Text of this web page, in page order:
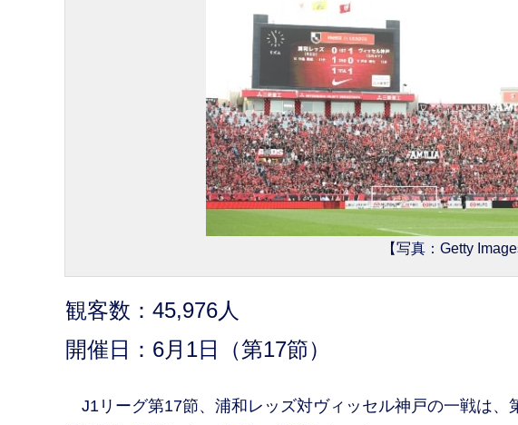
【写真：Getty
観客数：45,976人
開催日：6月1日（第17節）
J1リーグ第17節、浦和レッズ対ヴィッセル神戸の一戦は、